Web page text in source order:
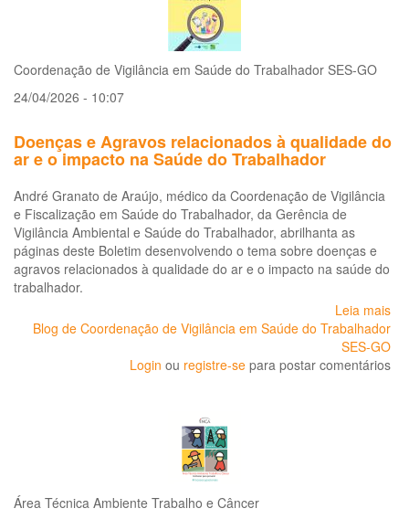
Coordenação de Vigilância em Saúde do Trabalhador SES-GO
24/04/2026 - 10:07
Doenças e Agravos relacionados à qualidade do
ar e o impacto na Saúde do Trabalhador
André Granato de Araújo, médico da Coordenação de Vigilância
e Fiscalização em Saúde do Trabalhador, da Gerência de
Vigilância Ambiental e Saúde do Trabalhador, abrilhanta as
páginas deste Boletim desenvolvendo o tema sobre doenças e
agravos relacionados à qualidade do ar e o impacto na saúde do
trabalhador.
Leia mais
Blog de Coordenação de Vigilância em Saúde do Trabalhador
SES-GO
Login ou registre-se para postar comentários
Área Técnica Ambiente Trabalho e Câncer